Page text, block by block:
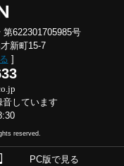
622301705985号
新町15-7
]
しています
reserved.
PC版で見る